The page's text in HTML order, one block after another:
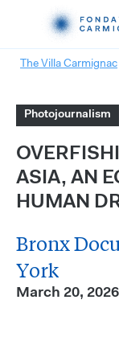
The Villa Carmignac
Photojournalism
ASIA, AN
HUMAN
Bronx
York
March 20,